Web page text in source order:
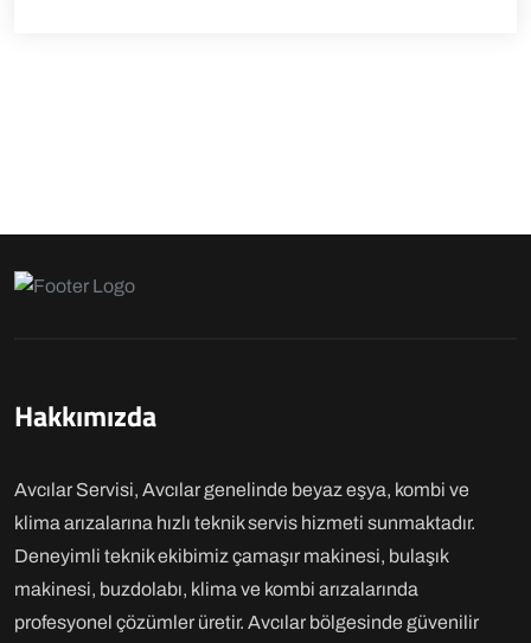
Hakkımızda
Avcılar Servisi, Avcılar genelinde beyaz eşya, kombi ve
klima arızalarına hızlı teknik servis hizmeti sunmaktadır.
Deneyimli teknik ekibimiz çamaşır makinesi, bulaşık
makinesi, buzdolabı, klima ve kombi arızalarında
profesyonel çözümler üretir. Avcılar bölgesinde güvenilir